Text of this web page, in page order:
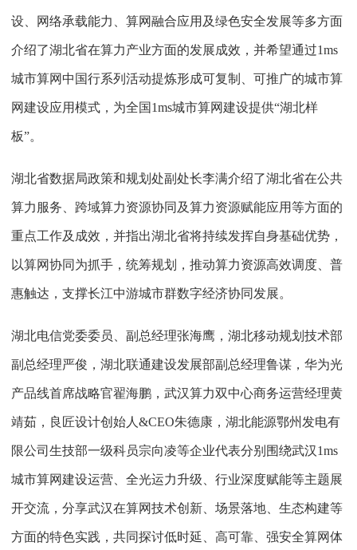
设、网络承载能力、算网融合应用及绿色安全发展等多方面
介绍了湖北省在算力产业方面的发展成效，并希望通过1ms
城市算网中国行系列活动提炼形成可复制、可推广的城市算
网建设应用模式，为全国1ms城市算网建设提供“湖北样
板”。
湖北省数据局政策和规划处副处长李满介绍了湖北省在公共
算力服务、跨域算力资源协同及算力资源赋能应用等方面的
重点工作及成效，并指出湖北省将持续发挥自身基础优势，
以算网协同为抓手，统筹规划，推动算力资源高效调度、普
惠触达，支撑长江中游城市群数字经济协同发展。
湖北电信党委委员、副总经理张海鹰，湖北移动规划技术部
副总经理严俊，湖北联通建设发展部副总经理鲁谋，华为光
产品线首席战略官翟海鹏，武汉算力双中心商务运营经理黄
靖茹，良匠设计创始人&CEO朱德康，湖北能源鄂州发电有
限公司生技部一级科员宗向凌等企业代表分别围绕武汉1ms
城市算网建设运营、全光运力升级、行业深度赋能等主题展
开交流，分享武汉在算网技术创新、场景落地、生态构建等
方面的特色实践，共同探讨低时延、高可靠、强安全算网体